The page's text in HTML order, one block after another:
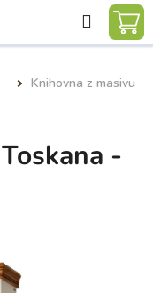
Hledat
Knihovna z masivu
-